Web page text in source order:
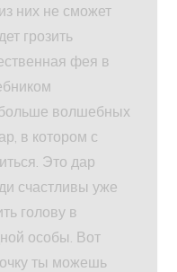
них не сможет
грозить
фея в
волшебных
в котором с
Это дар
счастливы уже
голову в
особы. Вот
ты можешь